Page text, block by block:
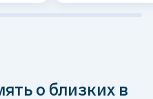
о близких в